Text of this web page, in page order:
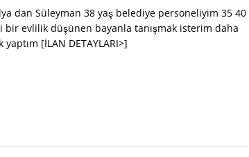
dan Süleyman 38 yaş belediye personeliyim 35 40
bir evlilik düşünen bayanla tanışmak isterim daha
yaptım [İLAN DETAYLARI>]